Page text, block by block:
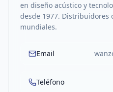
en diseño acústico y
desde 1977. Distribuidores
mundiales.
Email
Teléfono